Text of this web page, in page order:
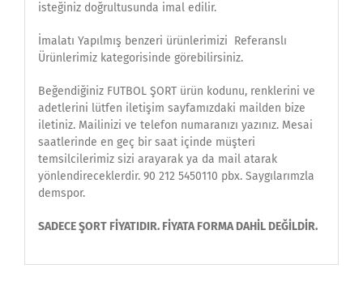
isteğiniz doğrultusunda imal edilir.
İmalatı Yapılmış benzeri ürünlerimizi Referanslı
Ürünlerimiz kategorisinde görebilirsiniz.
Beğendiğiniz FUTBOL ŞORT ürün kodunu, renklerini ve
adetlerini lütfen iletişim sayfamızdaki mailden bize
iletiniz. Mailinizi ve telefon numaranızı yazınız. Mesai
saatlerinde en geç bir saat içinde müşteri
temsilcilerimiz sizi arayarak ya da mail atarak
yönlendireceklerdir. 90 212 5450110 pbx. Saygılarımzla
demspor.
SADECE ŞORT FİYATIDIR. FİYATA FORMA DAHİL DEĞİLDİR.